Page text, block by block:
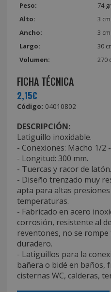
Peso:
74 gr
Alto:
3 cm
Ancho:
3 cm
Largo:
30
Volumen:
270
FICHA TÉCNICA
2,15€
Código: 04010802
DESCRIPCIÓN:
Latiguillo inoxidable.
- Conexiones: Macho 1/2
- Longitud: 300 mm.
- Tuercas y racor de latón.
- Diseño trenzado muy
apta para altas
temperaturas.
- Fabricado en acero
corrosión, resistente al
reventones, no se
duradero.
- Latiguillos para la
bañera o bidé en baños,
cisternas WC, calderas,